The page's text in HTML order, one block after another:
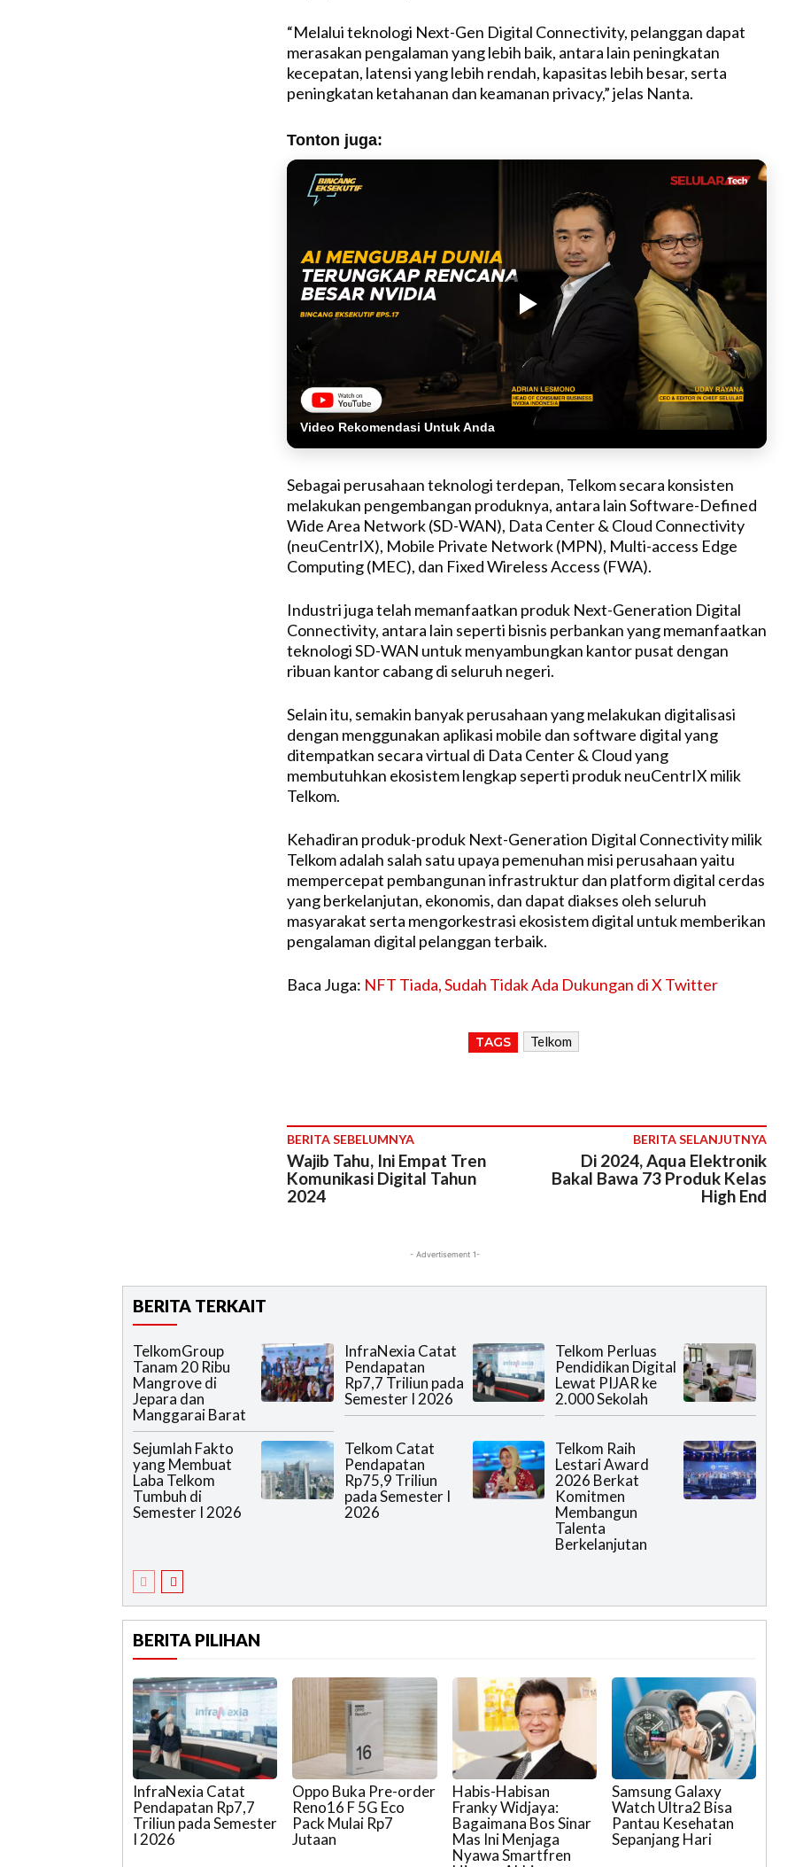
“Melalui teknologi Next-Gen Digital Connectivity, pelanggan dapat
merasakan pengalaman yang lebih baik, antara lain peningkatan
kecepatan, latensi yang lebih rendah, kapasitas lebih besar, serta
peningkatan ketahanan dan keamanan privacy,” jelas Nanta.
Tonton juga:
Video Rekomendasi Untuk Anda
Sebagai perusahaan teknologi terdepan, Telkom secara konsisten
melakukan pengembangan produknya, antara lain Software-Defined
Wide Area Network (SD-WAN), Data Center & Cloud Connectivity
(neuCentrIX), Mobile Private Network (MPN), Multi-access Edge
Computing (MEC), dan Fixed Wireless Access (FWA).
Industri juga telah memanfaatkan produk Next-Generation Digital
Connectivity, antara lain seperti bisnis perbankan yang memanfaatkan
teknologi SD-WAN untuk menyambungkan kantor pusat dengan
ribuan kantor cabang di seluruh negeri.
Selain itu, semakin banyak perusahaan yang melakukan digitalisasi
dengan menggunakan aplikasi mobile dan software digital yang
ditempatkan secara virtual di Data Center & Cloud yang
membutuhkan ekosistem lengkap seperti produk neuCentrIX milik
Telkom.
Kehadiran produk-produk Next-Generation Digital Connectivity milik
Telkom adalah salah satu upaya pemenuhan misi perusahaan yaitu
mempercepat pembangunan infrastruktur dan platform digital cerdas
yang berkelanjutan, ekonomis, dan dapat diakses oleh seluruh
masyarakat serta mengorkestrasi ekosistem digital untuk memberikan
pengalaman digital pelanggan terbaik.
Baca Juga: NFT Tiada, Sudah Tidak Ada Dukungan di X Twitter
TAGS Telkom
BERITA SEBELUMNYA
Wajib Tahu, Ini Empat Tren
Komunikasi Digital Tahun
2024
BERITA SELANJUTNYA
Di 2024, Aqua Elektronik
Bakal Bawa 73 Produk Kelas
High End
- Advertisement 1-
BERITA TERKAIT
TelkomGroup
Tanam 20 Ribu
Mangrove di
Jepara dan
Manggarai Barat
InfraNexia Catat
Pendapatan
Rp7,7 Triliun pada
Semester I 2026
Telkom Perluas
Pendidikan Digital
Lewat PIJAR ke
2.000 Sekolah
Sejumlah Fakto
yang Membuat
Laba Telkom
Tumbuh di
Semester I 2026
Telkom Catat
Pendapatan
Rp75,9 Triliun
pada Semester I
2026
Telkom Raih
Lestari Award
2026 Berkat
Komitmen
Membangun
Talenta
Berkelanjutan
BERITA PILIHAN
InfraNexia Catat
Pendapatan Rp7,7
Triliun pada Semester
I 2026
Oppo Buka Pre-order
Reno16 F 5G Eco
Pack Mulai Rp7
Jutaan
Habis-Habisan
Franky Widjaya:
Bagaimana Bos Sinar
Mas Ini Menjaga
Nyawa Smartfren
Samsung Galaxy
Watch Ultra2 Bisa
Pantau Kesehatan
Sepanjang Hari